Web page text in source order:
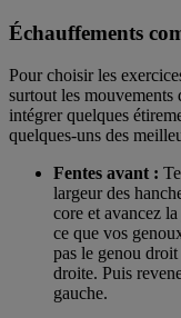
Échauffements
Pour choisir les
surtout les mouvements
intégrer quelques
quelques-uns des
Fentes avant :
largeur des
core et avancez
ce que vos
pas le genou
droite. Puis
gauche.